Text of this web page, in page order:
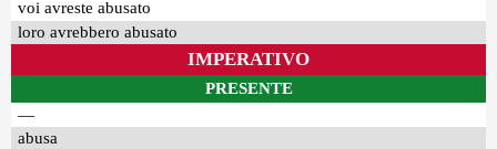
voi avreste abusato
loro avrebbero abusato
IMPERATIVO
PRESENTE
—
abusa